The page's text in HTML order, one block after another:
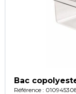
Bac
Référence :